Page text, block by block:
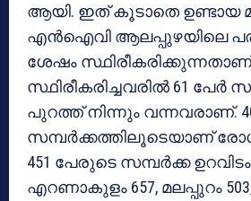
ആയി. ഇത് കൂടാതെ ഉണ്ടായ
എന്‍ഐവി ആലപ്പുഴയിലെ
ശേഷം
സ്ഥിരീകരിച്ചവരില്‍ 61 പേര്‍
പുറത്ത് നിന്നും വന്നവരാണ്.
സമ്പര്‍ക്കത്തിലൂടെയാണ്
451 പേരുടെ സമ്പര്‍ക്ക
എറണാകുളം 657, മലപ്പുറം